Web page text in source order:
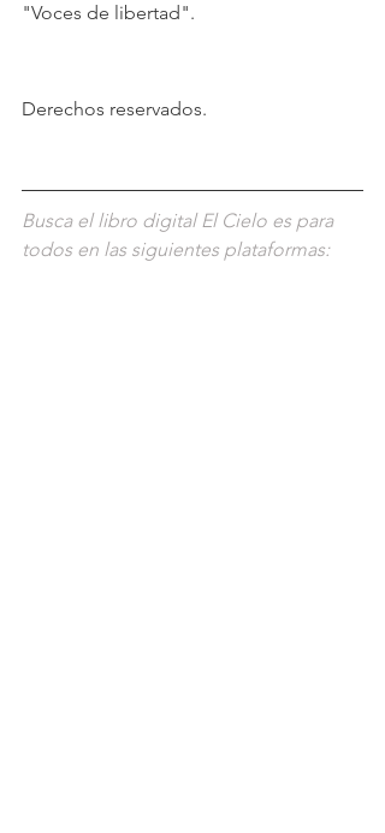
"Voces de libertad".
Derechos reservados.
Busca el libro digital El Cielo es para
todos en las siguientes plataformas: